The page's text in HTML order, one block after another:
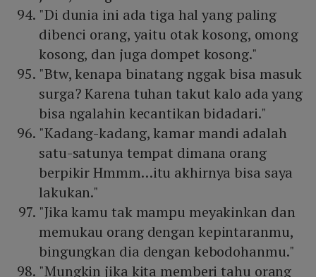
"Di dunia ini ada tiga hal yang paling
dibenci orang, yaitu otak kosong, omong
kosong, dan juga dompet kosong."
"Btw, kenapa binatang nggak bisa masuk
surga? Karena tuhan takut kalo ada yang
bisa ngalahin kecantikan bidadari."
"Kadang-kadang, kamar mandi adalah
satu-satunya tempat dimana orang
berpikir Hmmm…itu akhirnya bisa saya
lakukan."
"Jika kamu tak mampu meyakinkan dan
memukau orang dengan kepintaranmu,
bingungkan dia dengan kebodohanmu."
"Mungkin jika kita memberi tahu orang